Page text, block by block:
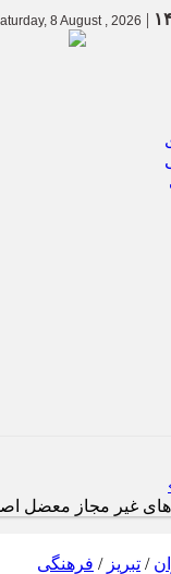
|
8 August , 2026
غیر مجاز معضل
/ تبریز / فرهنگی